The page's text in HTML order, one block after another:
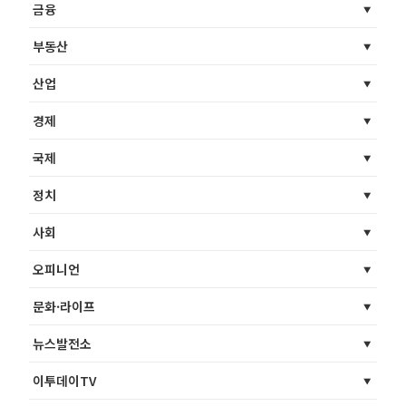
금융
부동산
산업
경제
국제
정치
사회
오피니언
문화·라이프
뉴스발전소
이투데이TV